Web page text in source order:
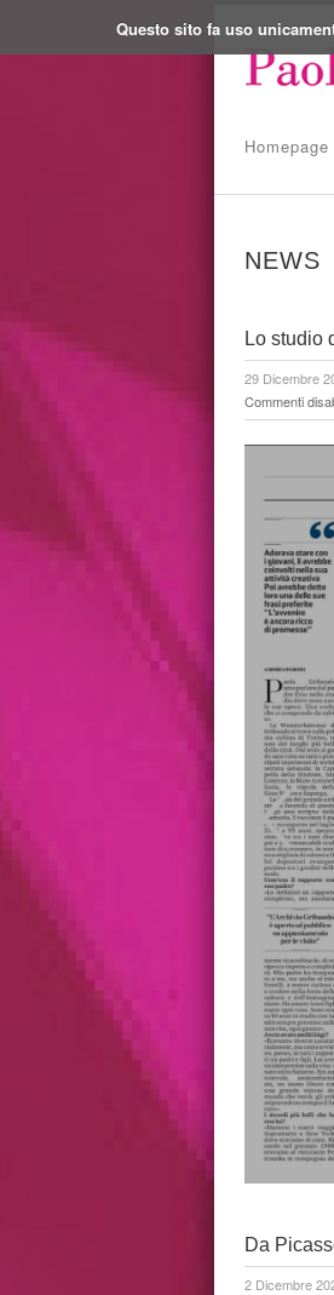
Questo sito fa uso
Homepage
NEWS
Lo studio
29 Dicembre
Commenti
Da
2 Dicembre